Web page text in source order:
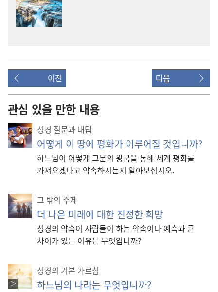
이전 다음
관심 있을 만한 내용
성경 질문과 대답
어떻게 이 땅에 평화가 이루어질 것입니까?
하느님이 어떻게 그분의 왕국을 통해 세계 평화를
가져오겠다고 약속하시는지 알아보십시오.
그 밖의 주제
더 나은 미래에 대한 진정한 희망
성경의 약속이 사람들이 하는 약속이나 예측과 큰
차이가 있는 이유는 무엇입니까?
성경의 기본 가르침
하느님의 나라는 무엇입니까?